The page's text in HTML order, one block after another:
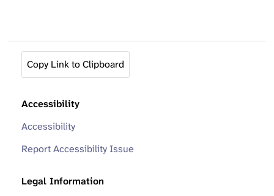
Copy Link to Clipboard
Accessibility
Accessibility
Report Accessibility Issue
Legal Information